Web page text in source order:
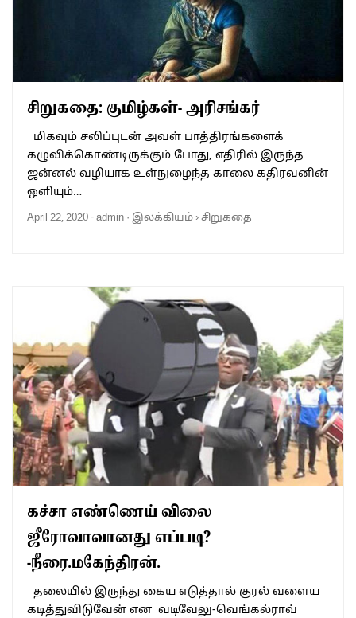
சிறுகதை: குமிழ்கள்- அரிசங்கர்
மிகவும் சலிப்புடன் அவள் பாத்திரங்களைக்
கழுவிக்கொண்டிருக்கும் போது, எதிரில் இருந்த
ஜன்னல் வழியாக உள்நுழைந்த காலை கதிரவனின்
ஒளியும்…
April 22, 2020-admin · இலக்கியம்›சிறுகதை
கச்சா எண்ணெய் விலை
ஜீரோவாவானது எப்படி?
-நீரை.மகேந்திரன்.
தலையில் இருந்து கைய எடுத்தால் குரல் வளைய
கடித்துவிடுவேன் என வடிவேலு-வெங்கல்ராவ்